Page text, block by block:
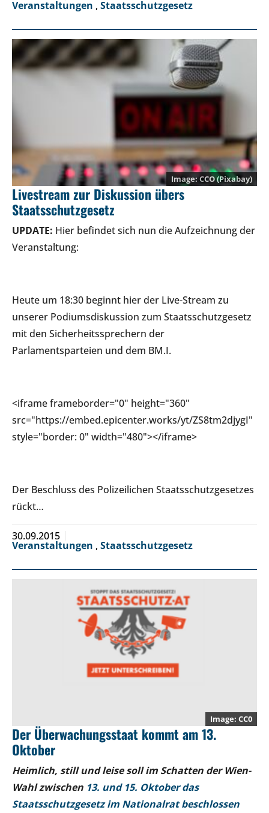
Veranstaltungen , Staatsschutzgesetz
CCO (Pixabay)
Livestream zur Diskussion übers
Staatsschutzgesetz
UPDATE: Hier befindet sich nun die Aufzeichnung der
Veranstaltung:
Heute um 18:30 beginnt hier der Live-Stream zu
unserer Podiumsdiskussion zum Staatsschutzgesetz
mit den Sicherheitssprechern der
Parlamentsparteien und dem BM.I.
<iframe frameborder="0" height="360"
src="https://embed.epicenter.works/yt/ZS8tm2djygI"
style="border: 0" width="480"></iframe>
Der Beschluss des Polizeilichen Staatsschutzgesetzes
rückt…
30.09.2015
Veranstaltungen , Staatsschutzgesetz
CC0
Der Überwachungsstaat kommt am 13.
Oktober
Heimlich, still und leise soll im Schatten der Wien-
Wahl zwischen 13. und 15. Oktober das
Staatsschutzgesetz im Nationalrat beschlossen